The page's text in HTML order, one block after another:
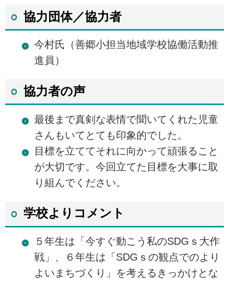
協力団体／協力者
今村氏（善郷小担当地域学校協働活動推
進員）
協力者の声
最後まで真剣な表情で聞いてくれた児童
さんもいてとても印象的でした。
目標を立ててそれに向かって頑張ること
が大切です。今回立てた目標を大事に取
り組んでください。
学校よりコメント
５年生は「今すぐ動こう私のSDGｓ大作
戦」、６年生は「SDGｓの観点でのより
よいまちづくり」を考えるきっかけとな